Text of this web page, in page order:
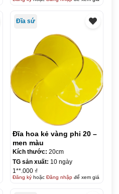
Đĩa sứ
Đĩa hoa kẻ vàng phi 20 –
men màu
Kích thước: 20cm
TG sản xuất: 10 ngày
1**.000 ₫
Đăng kýhoặc Đăng nhậpđể xem giá